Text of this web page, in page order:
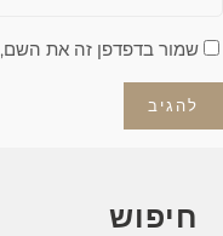
שמור בדפדפן זה את
חיפוש